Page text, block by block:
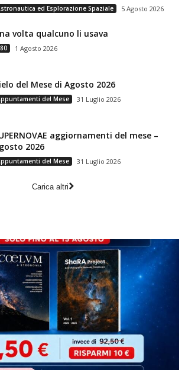
ed Esplorazione Spaziale 5 Agosto 2026
volta qualcuno li usava
1 Agosto 2026
del Mese di Agosto 2026
del Mese 31 Luglio 2026
aggiornamenti del mese –
2026
del Mese 31 Luglio 2026
Carica altri